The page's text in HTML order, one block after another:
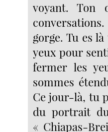
voyant. Ton
gorge. Tu es
yeux pour
fermer les
sommes
Ce jour-là, tu
du portrait
« Chiapas-